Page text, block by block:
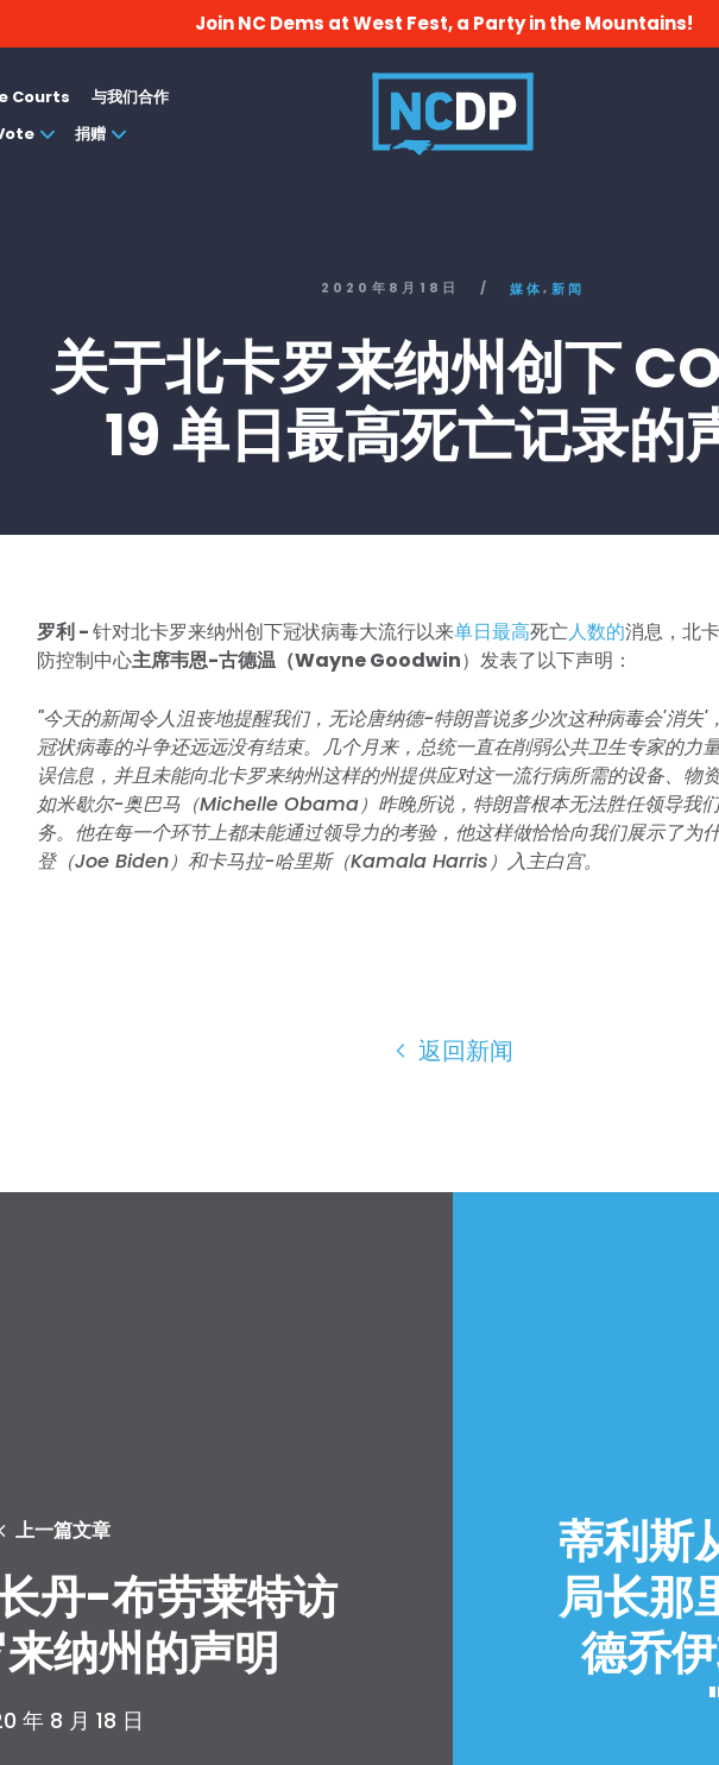
Join NC Dems at West Fest, a Party in the Mountains!
Courts
与我们合作
捐赠
2020年8月18日 / 媒体, 新闻
关于北卡罗来纳州创下
19 单日最高死亡记录的
罗利 -针对北卡罗来纳州创下冠状病毒大流行以来单日最高死亡人数的消息，北
防控制中心主席韦恩-古德温（Wayne Goodwin）发表了以下声明：
"今天的新闻令人沮丧地提醒我们，无论唐纳德-特朗普说多少次这种病毒会'消失'
冠状病毒的斗争还远远没有结束。几个月来，总统一直在削弱公共卫生专家的力
误信息，并且未能向北卡罗来纳州这样的州提供应对这一流行病所需的设备、物
如米歇尔-奥巴马（Michelle Obama）昨晚所说，特朗普根本无法胜任领导我
务。他在每一个环节上都未能通过领导力的考验，他这样做恰恰向我们展示了为
登（Joe Biden）和卡马拉-哈里斯（Kamala Harris）入主白宫。
返回新闻
上一篇文章
丹-布劳莱特访
纳州的声明
年 8 月 18 日
蒂利斯
局长那
德乔